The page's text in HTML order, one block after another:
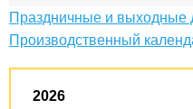
Праздничные и выходные
Производственный
2026